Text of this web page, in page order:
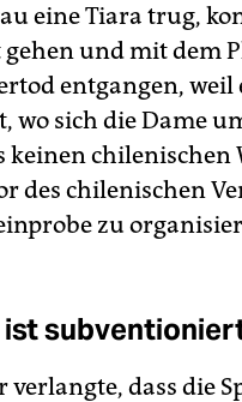
eine Tiara trug,
und mit dem
entgangen, weil
wo sich die Dame
keinen
des chilenischen
zu
ist
verlangte, dass die